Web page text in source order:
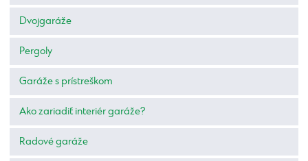
Dvojgaráže
Pergoly
Garáže s prístreškom
Ako zariadiť interiér garáže?
Radové garáže